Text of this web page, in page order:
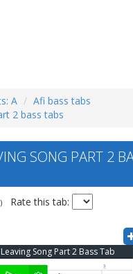
A
Afi bass tabs
2 bass tabs
SONG PART 2
Rate this tab:
Song Part 2 Bass Tab